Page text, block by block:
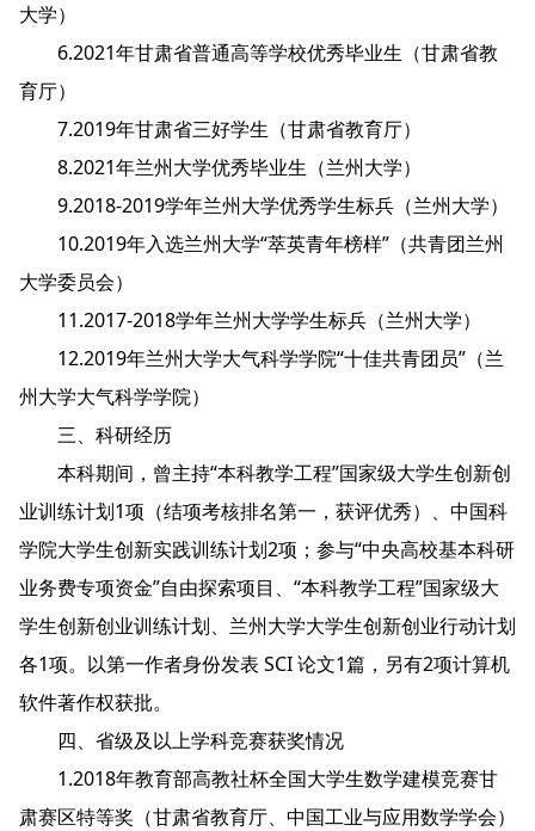
大学）
6.2021年甘肃省普通高等学校优秀毕业生（甘肃省教
育厅）
7.2019年甘肃省三好学生（甘肃省教育厅）
8.2021年兰州大学优秀毕业生（兰州大学）
9.2018-2019学年兰州大学优秀学生标兵（兰州大学）
10.2019年入选兰州大学“萃英青年榜样”（共青团兰州
大学委员会）
11.2017-2018学年兰州大学学生标兵（兰州大学）
12.2019年兰州大学大气科学学院“十佳共青团员”（兰
州大学大气科学学院）
三、科研经历
本科期间，曾主持“本科教学工程”国家级大学生创新创
业训练计划1项（结项考核排名第一，获评优秀）、中国科
学院大学生创新实践训练计划2项；参与“中央高校基本科研
业务费专项资金”自由探索项目、“本科教学工程”国家级大
学生创新创业训练计划、兰州大学大学生创新创业行动计划
各1项。以第一作者身份发表 SCI 论文1篇，另有2项计算机
软件著作权获批。
四、省级及以上学科竞赛获奖情况
1.2018年教育部高教社杯全国大学生数学建模竞赛甘
肃赛区特等奖（甘肃省教育厅、中国工业与应用数学学会）